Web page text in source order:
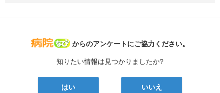
病院なび
からのアンケートにご協力ください。
知りたい情報は見つかりましたか?
はい いいえ